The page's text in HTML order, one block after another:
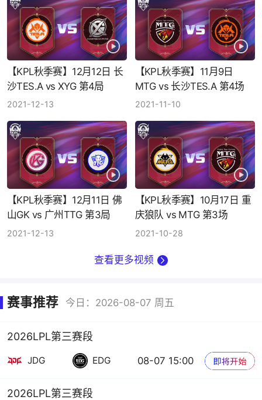
【KPL秋季赛】12月12日 长
沙TES.A vs XYG 第4局
2021-12-13
【KPL秋季赛】11月9日
MTG vs 长沙TES.A 第4场
2021-11-10
【KPL秋季赛】12月11日 佛
山GK vs 广州TTG 第3局
2021-12-13
【KPL秋季赛】10月17日 重
庆狼队 vs MTG 第3场
2021-10-28
查看更多视频
赛事推荐 今日：2026-08-07 周五
2026LPL第三赛段
JDG EDG 08-07 15:00
2026LPL第三赛段